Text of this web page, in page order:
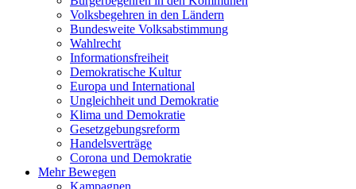
Volksbegehren in den Ländern
Bundesweite Volksabstimmung
Wahlrecht
Informationsfreiheit
Demokratische Kultur
Europa und International
Ungleichheit und Demokratie
Klima und Demokratie
Gesetzgebungsreform
Handelsverträge
Corona und Demokratie
Mehr Bewegen
Kampagnen